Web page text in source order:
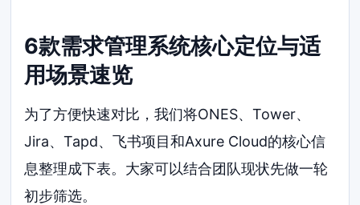
6款需求管理系统核心定位与适
用场景速览
为了方便快速对比，我们将ONES、Tower、
Jira、Tapd、飞书项目和Axure Cloud的核心信
息整理成下表。大家可以结合团队现状先做一轮
初步筛选。